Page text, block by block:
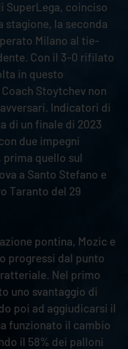
SuperLega, coinciso
la seconda
Milano al tie-
Con il 3-0 rifilato
in questo
Stoytchev non
Indicatori di
di un finale di 2023
due impegni
quello sul
a Santo Stefano e
Taranto del 29
pontina, Mozic e
progressi dal punto
Nel primo
uno svantaggio di
poi ad aggiudicarsi il
funzionato il cambio
il 58% dei palloni